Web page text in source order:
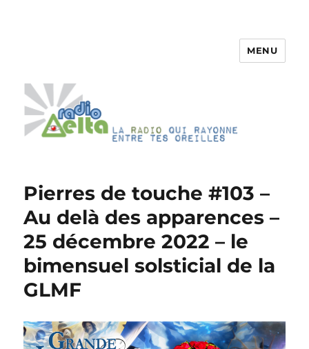
MENU
Pierres de touche #103 –
Au delà des apparences –
25 décembre 2022 – le
bimensuel solsticial de la
GLMF